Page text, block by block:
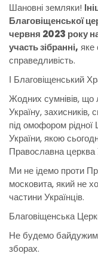
Шановні земляки!
Благовіщенської
червня 2023 року
участь зібранні, яке
справедливість.
І Благовіщенський
Жодних сумнівів, що
Україну, захисників,
під омофором рідної
України, якою
Православна церква
Ми не ідемо проти
московита, який не
частини Українців.
Благовіщенська
Не будемо
зборах.